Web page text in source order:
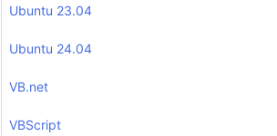
Ubuntu 23.04
Ubuntu 24.04
VB.net
VBScript